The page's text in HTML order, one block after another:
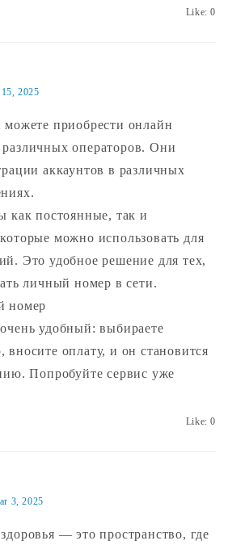
Like:0
2025
приобрести онлайн
операторов. Они
аккаунтов в различных
как постоянные, так и
можно использовать для
Это удобное решение для тех,
личный номер в сети.
номер
удобный: выбираете
оплату, и он становится
Попробуйте сервис уже
Like:0
3, 2025
— это пространство, где